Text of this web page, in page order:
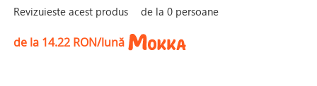
Revizuieste acest produs de la0 persoane
de la 14.22 RON/lună